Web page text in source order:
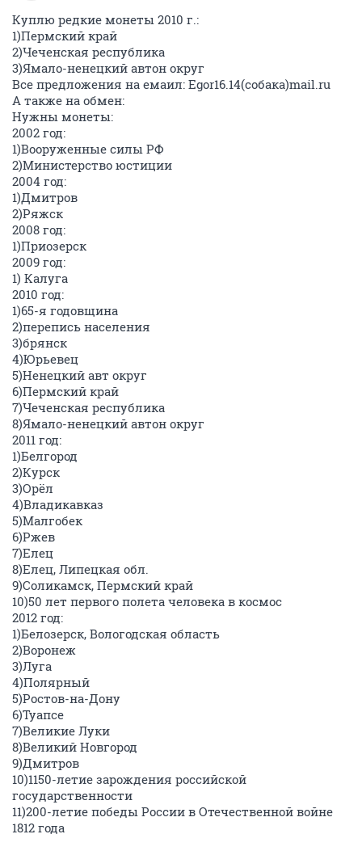
Куплю редкие монеты 2010 г.:
1)Пермский край
2)Чеченская республика
3)Ямало-ненецкий автон округ
Все предложения на емаил: Egor16.14(собака)mail.ru
А также на обмен:
Нужны монеты:
2002 год:
1)Вооруженные силы РФ
2)Министерство юстиции
2004 год:
1)Дмитров
2)Ряжск
2008 год:
1)Приозерск
2009 год:
1) Калуга
2010 год:
1)65-я годовщина
2)перепись населения
3)брянск
4)Юрьевец
5)Ненецкий авт округ
6)Пермский край
7)Чеченская республика
8)Ямало-ненецкий автон округ
2011 год:
1)Белгород
2)Курск
3)Орёл
4)Владикавказ
5)Малгобек
6)Ржев
7)Елец
8)Елец, Липецкая обл.
9)Cоликамск, Пермский край
10)50 лет первого полета человека в космос
2012 год:
1)Белозерск, Вологодская область
2)Воронеж
3)Луга
4)Полярный
5)Ростов-на-Дону
6)Туапсе
7)Великие Луки
8)Великий Новгород
9)Дмитров
10)1150-летие зарождения российской
государственности
11)200-летие победы России в Отечественной войне
1812 года